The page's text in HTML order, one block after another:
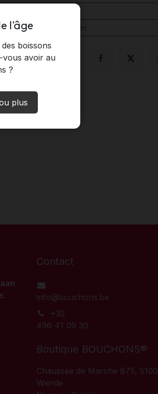
l'âge
boissons
vous avoir au
?
plus
:Cantina Tramin
Boutique BOUCHONS®
Chaussée de Marche 875, 5100
Wierde
Contact
info@bouchons.be
+32
496 41 09 30